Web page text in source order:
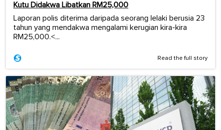
Kutu Didakwa Libatkan RM25,000
Laporan polis diterima daripada seorang lelaki berusia 23
tahun yang mendakwa mengalami kerugian kira-kira
RM25,000.<...
Read the full story